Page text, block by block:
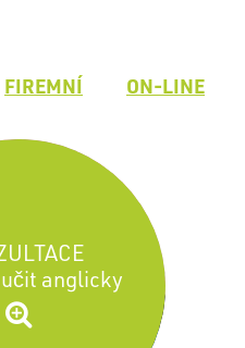
FIREMNÍ ON-LINE
anglicky